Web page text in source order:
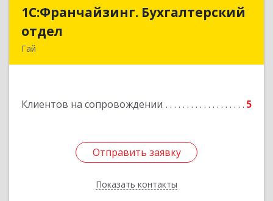
1С:Франчайзинг. Бухгалтерский
отдел
Гай
Клиентов на сопровождении 5
Отправить заявку
Показать контакты
1С:Франчайзинг. Бухгалтерский
Подробнее
Отправить заявку
Назад